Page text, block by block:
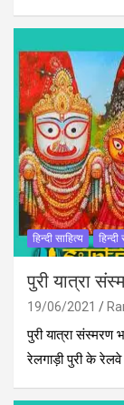
हिन्दी साहित्य
पुरी यात्रा
19/06/2021
पुरी यात्रा संस्मरण
रेलगाड़ी पुरी के